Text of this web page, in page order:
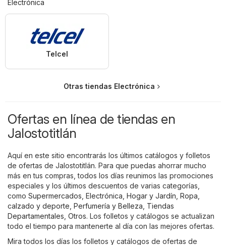
Electrónica
Telcel
Otras tiendas Electrónica
Ofertas en línea de tiendas en
Jalostotitlán
Aquí en este sitio encontrarás los últimos catálogos y folletos
de ofertas de Jalostotitlán. Para que puedas ahorrar mucho
más en tus compras, todos los días reunimos las promociones
especiales y los últimos descuentos de varias categorías,
como Supermercados Electrónica Hogar y Jardín Ropa,
calzado y deporte Perfumería y Belleza Tiendas
Departamentales Otros. Los folletos y catálogos se actualizan
todo el tiempo para mantenerte al día con las mejores ofertas.
Mira todos los días los folletos y catálogos de ofertas de